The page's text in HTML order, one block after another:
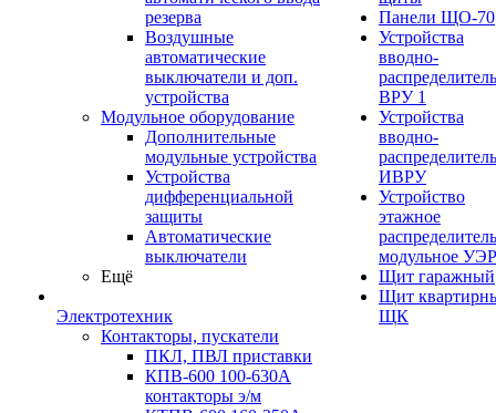
резерва
Воздушные
автоматические
выключатели и доп.
устройства
Модульное оборудование
Дополнительные
модульные устройства
Устройства
дифференциальной
защиты
Автоматические
выключатели
Ещё
Электротехник
Контакторы, пускатели
ПКЛ, ПВЛ приставки
КПВ-600 100-630А
контакторы э/м
Панели ЩО-70
Устройства
вводно-
ВРУ 1
Устройства
вводно-
ИВРУ
Устройство
этажное
модульное
Щит гаражный
Щит
ЩК